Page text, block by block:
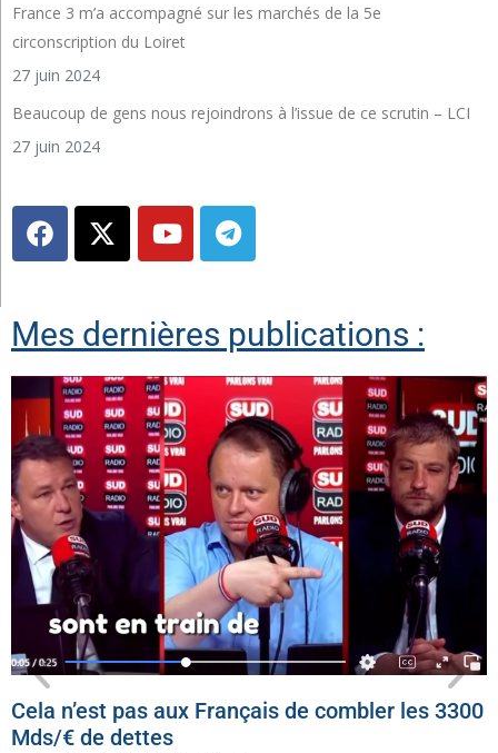
France 3 m’a accompagné sur les marchés de la 5e
circonscription du Loiret
27 juin 2024
Beaucoup de gens nous rejoindrons à l’issue de ce scrutin – LCI
27 juin 2024
Mes dernières publications :
Cela n’est pas aux Français de combler les 3300
Mds/€ de dettes